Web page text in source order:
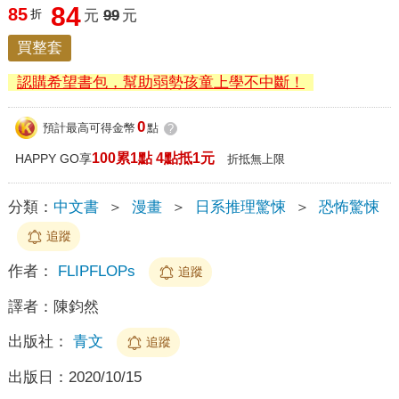
85 折 84 元 99 元
買整套
認購希望書包，幫助弱勢孩童上學不中斷！
預計最高可得金幣 0點 ?
HAPPY GO享100累1點 4點抵1元 折抵無上限
分類： 中文書 ＞ 漫畫 ＞ 日系推理驚悚 ＞ 恐怖驚悚
追蹤
作者： FLIPFLOPs 追蹤
譯者： 陳鈞然
出版社： 青文 追蹤
出版日： 2020/10/15